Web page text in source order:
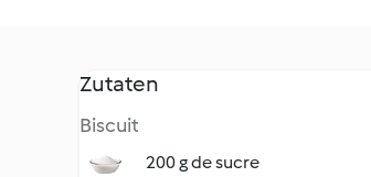
Zutaten
Biscuit
200 g de sucre